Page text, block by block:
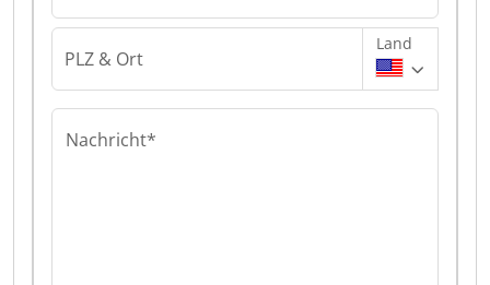
PLZ & Ort
Land
Nachricht*